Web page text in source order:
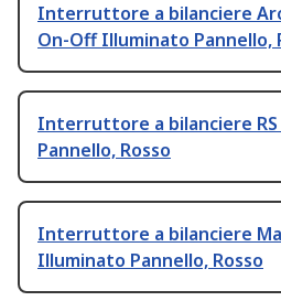
Interruttore a bilanciere
On-Off Illuminato Pannello,
Interruttore a bilanciere RS
Pannello, Rosso
Interruttore a bilanciere
Illuminato Pannello, Rosso